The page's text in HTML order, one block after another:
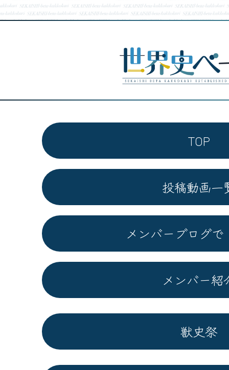
TOP
投稿動画一
メンバーブログで
メンバー紹
獣史祭